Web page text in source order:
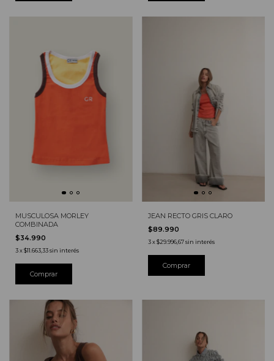
MUSCULOSA MORLEY
COMBINADA
$34.990
3x$11.663,33sin interés
Comprar
JEAN RECTO GRIS CLARO
$89.990
3 x$29.996,67 sin interés
Comprar